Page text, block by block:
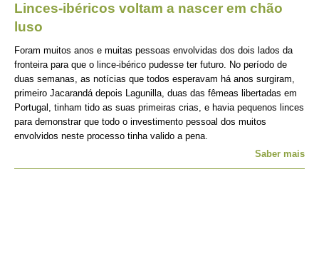
Linces-ibéricos voltam a nascer em chão
luso
Foram muitos anos e muitas pessoas envolvidas dos dois lados da
fronteira para que o lince-ibérico pudesse ter futuro. No período de
duas semanas, as notícias que todos esperavam há anos surgiram,
primeiro Jacarandá depois Lagunilla, duas das fêmeas libertadas em
Portugal, tinham tido as suas primeiras crias, e havia pequenos linces
para demonstrar que todo o investimento pessoal dos muitos
envolvidos neste processo tinha valido a pena.
Saber mais